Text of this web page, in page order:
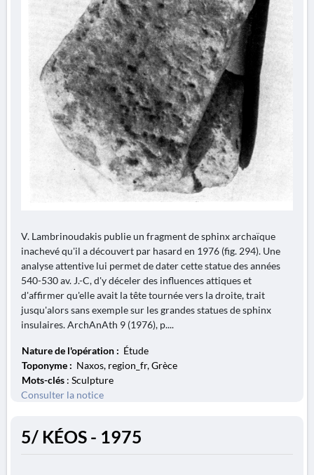
V. Lambrinoudakis publie un fragment de sphinx archaïque
inachevé qu'il a découvert par hasard en 1976 (fig. 294). Une
analyse attentive lui permet de dater cette statue des années
540-530 av. J.-C, d'y déceler des influences attiques et
d'affirmer qu'elle avait la tête tournée vers la droite, trait
jusqu'alors sans exemple sur les grandes statues de sphinx
insulaires. ArchAnAth 9 (1976), p....
Nature de l'opération : Étude
Toponyme : Naxos, region_fr, Grèce
Mots-clés : Sculpture
Consulter la notice
5/ KÉOS - 1975